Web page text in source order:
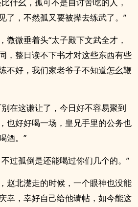
了，不然孤又要被撵去练武了。”
微微垂着头“太子殿下文武全才，
，整日读不下书才对这些东西有些
不好，我们家老爷子不知道怎幺鞭
在这谦让了，今日好不容易聚到
也好好喝一场，皇兄手里的公务也
酒。”
过孤倒是还能喝过你们几个的。”
赵北濋走的时候，一个眼神也没能
幸，幸好自己给他请帖，如今能这